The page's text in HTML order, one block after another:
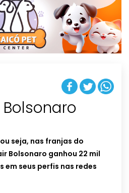
g
t
i
o
n
seja, nas franjas do
Bolsonaro ganhou 22 mil
em seus perfis nas redes